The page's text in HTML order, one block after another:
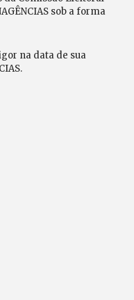
sob a forma
na data de sua